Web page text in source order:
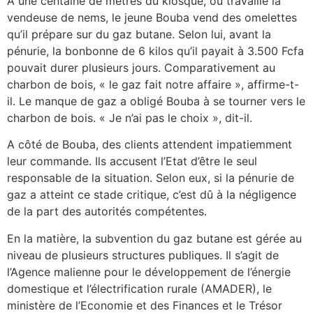
vendeuse de nems, le jeune Bouba vend des omelettes
qu’il prépare sur du gaz butane. Selon lui, avant la
pénurie, la bonbonne de 6 kilos qu’il payait à 3.500 Fcfa
pouvait durer plusieurs jours. Comparativement au
charbon de bois, « le gaz fait notre affaire », affirme-t-
il. Le manque de gaz a obligé Bouba à se tourner vers le
charbon de bois. « Je n’ai pas le choix », dit-il.
A côté de Bouba, des clients attendent impatiemment
leur commande. Ils accusent l’Etat d’être le seul
responsable de la situation. Selon eux, si la pénurie de
gaz a atteint ce stade critique, c’est dû à la négligence
de la part des autorités compétentes.
En la matière, la subvention du gaz butane est gérée au
niveau de plusieurs structures publiques. Il s’agit de
l’Agence malienne pour le développement de l’énergie
domestique et l’électrification rurale (AMADER), le
ministère de l’Economie et des Finances et le Trésor